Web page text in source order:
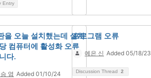
Entry
을 오늘 설치했는데 설치
컴퓨터에 활성화 오류
다.
염 Added 01/10/24
프로그램 오류
예은 신 Added 05/18/23
Discussion Thread 2